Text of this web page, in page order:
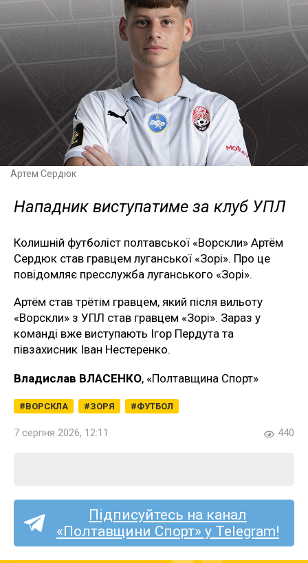
Артем Сердюк
Нападник виступатиме за клуб УПЛ
Колишній футболіст полтавської «Ворскли» Артём
Сердюк став гравцем луганської «Зорі». Про це
повідомляє пресслужба луганського «Зорі».
Артём став трётім гравцем, який після вильоту
«Ворскли» з УПЛ став гравцем «Зорі». Зараз у
команді вже виступають Ігор Пердута та
півзахисник Іван Нестеренко.
Владислав ВЛАСЕНКО, «Полтавщина Спорт»
ВОРСКЛА ЗОРЯ ФУТБОЛ
7 серпня 2026, 12:11 440
Підписуйтесь на канал
«Полтавщини Спорт» у Telegram!